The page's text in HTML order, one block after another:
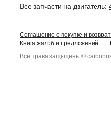
Все запчасти на двигатель:
Соглашение о покупке и
Книга жалоб и предложений
Все права защищены ©